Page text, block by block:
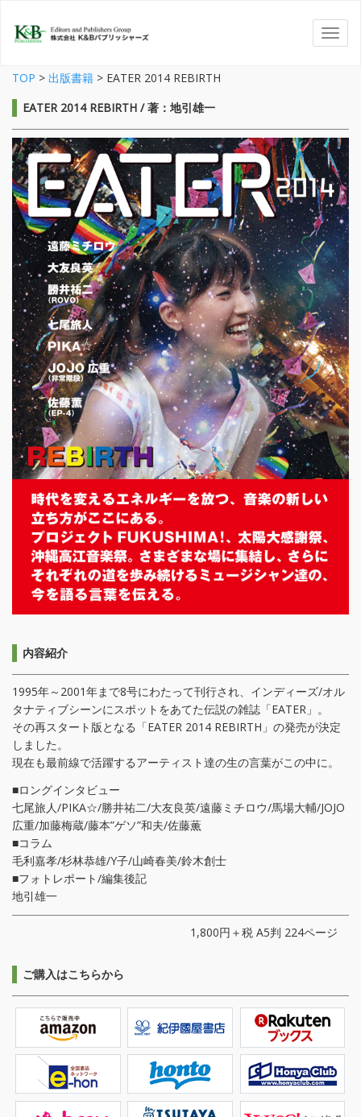
TOP > 出版書籍 > EATER 2014 REBIRTH
EATER 2014 REBIRTH / 著：地引雄一
内容紹介
1995年～2001年まで8号にわたって刊行され、インディーズ/オル
タナティブシーンにスポットをあてた伝説の雑誌「EATER」。
その再スタート版となる「EATER 2014 REBIRTH」の発売が決定
しました。
現在も最前線で活躍するアーティスト達の生の言葉がこの中に。
■ロングインタビュー
七尾旅人/PIKA☆/勝井祐二/大友良英/遠藤ミチロウ/馬場大輔/JOJO
広重/加藤梅蔵/藤本”ゲソ”和夫/佐藤薫
■コラム
毛利嘉孝/杉林恭雄/Y子/山崎春美/鈴木創士
■フォトレポート/編集後記
地引雄一
1,800円＋税 A5判 224ページ
ご購入はこちらから